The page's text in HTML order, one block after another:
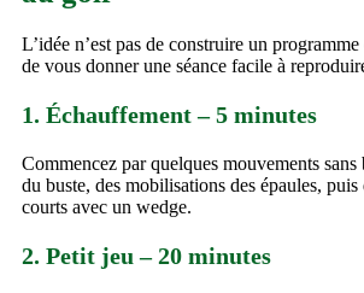
L’idée n’est pas de construire un
de vous donner une séance facile à
1. Échauffement – 5 minutes
Commencez par quelques mouvements
du buste, des mobilisations des épaules, puis
courts avec un wedge.
2. Petit jeu – 20 minutes